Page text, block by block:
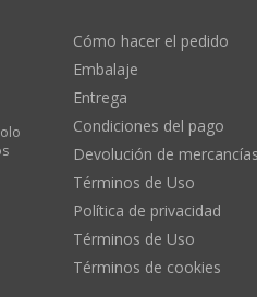
Cómo hacer el pedido
Embalaje
Entrega
Condiciones del pago
Devolución de mercancías
Términos de Uso
Política de privacidad
Términos de Uso
Términos de cookies